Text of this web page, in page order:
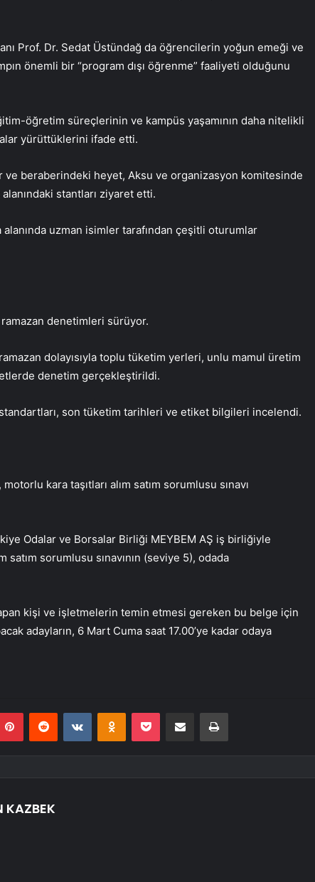
Prof. Dr. Sedat Üstündağ da öğrencilerin yoğun emeği ve
önemli bir “program dışı öğrenme” faaliyeti olduğunu
öğretim süreçlerinin ve kampüs yaşamının daha nitelikli
yürüttüklerini ifade etti.
ve beraberindeki heyet, Aksu ve organizasyon komitesinde
stantları ziyaret etti.
uzman isimler tarafından çeşitli oturumlar
denetimleri sürüyor.
dolayısıyla toplu tüketim yerleri, unlu mamul üretim
denetim gerçekleştirildi.
son tüketim tarihleri ve etiket bilgileri incelendi.
kara taşıtları alım satım sorumlusu sınavı
Odalar ve Borsalar Birliği MEYBEM AŞ iş birliğiyle
satım sorumlusu sınavının (seviye 5), odada
kişi ve işletmelerin temin etmesi gereken bu belge için
adayların, 6 Mart Cuma saat 17.00’ye kadar odaya
PinterestReddit VKontakteOdnoklassniki
Pocket E-Posta ile paylaş Yazdır
KAZBEK